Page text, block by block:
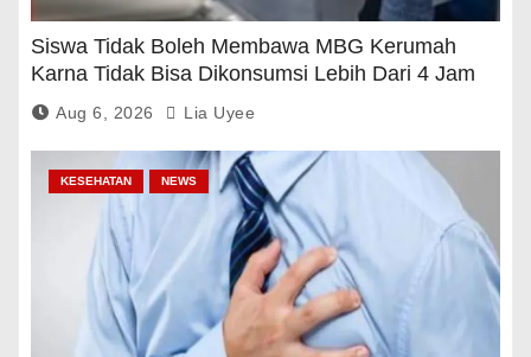
Siswa Tidak Boleh Membawa MBG Kerumah
Karna Tidak Bisa Dikonsumsi Lebih Dari 4 Jam
Aug 6, 2026 Lia Uyee
KESEHATAN NEWS